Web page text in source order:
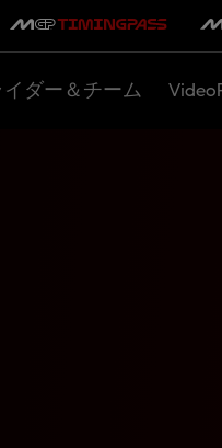
イダー＆チーム